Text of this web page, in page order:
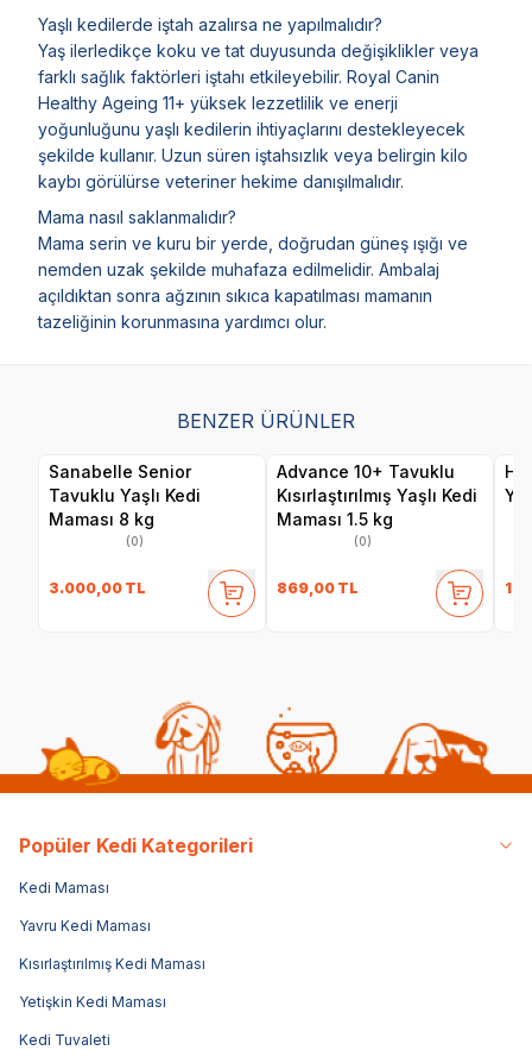
Yaşlı kedilerde iştah azalırsa ne yapılmalıdır?
Yaş ilerledikçe koku ve tat duyusunda değişiklikler veya
farklı sağlık faktörleri iştahı etkileyebilir. Royal Canin
Healthy Ageing 11+ yüksek lezzetlilik ve enerji
yoğunluğunu yaşlı kedilerin ihtiyaçlarını destekleyecek
şekilde kullanır. Uzun süren iştahsızlık veya belirgin kilo
kaybı görülürse veteriner hekime danışılmalıdır.
Mama nasıl saklanmalıdır?
Mama serin ve kuru bir yerde, doğrudan güneş ışığı ve
nemden uzak şekilde muhafaza edilmelidir. Ambalaj
açıldıktan sonra ağzının sıkıca kapatılması mamanın
tazeliğinin korunmasına yardımcı olur.
BENZER ÜRÜNLER
Sanabelle Senior
Tavuklu Yaşlı Kedi
Maması 8 kg
(0)
3.000,00 TL
Advance 10+ Tavuklu
Kısırlaştırılmış Yaşlı Kedi
Maması 1.5 kg
(0)
869,00 TL
Popüler Kedi Kategorileri
Kedi Maması
Yavru Kedi Maması
Kısırlaştırılmış Kedi Maması
Yetişkin Kedi Maması
Kedi Tuvaleti